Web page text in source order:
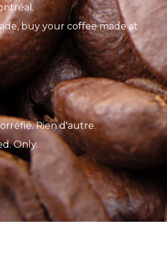
buy your coffee made at
Rien d'autre.
Only.